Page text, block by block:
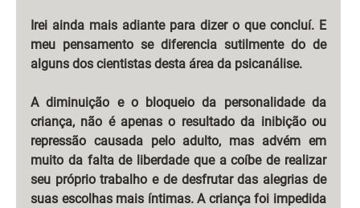
Irei ainda mais adiante para dizer o que concluí. E
meu pensamento se diferencia sutilmente do de
alguns dos cientistas desta área da psicanálise.
A diminuição e o bloqueio da personalidade da
criança, não é apenas o resultado da inibição ou
repressão causada pelo adulto, mas advém em
muito da falta de liberdade que a coíbe de realizar
seu próprio trabalho e de desfrutar das alegrias de
suas escolhas mais íntimas. A criança foi impedida